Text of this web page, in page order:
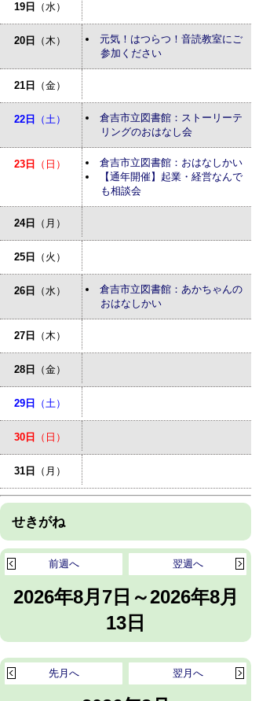
19日 （水）
20日 （木）
元気！はつらつ！音読教室にご
参加ください
21日 （金）
22日 （土）
倉吉市立図書館：ストーリーテ
リングのおはなし会
23日 （日）
倉吉市立図書館：おはなしかい
【通年開催】起業・経営なんで
も相談会
24日 （月）
25日 （火）
26日 （水）
倉吉市立図書館：あかちゃんの
おはなしかい
27日 （木）
28日 （金）
29日 （土）
30日 （日）
31日 （月）
せきがね
2026年8月7日～2026年8月
13日
翌週へ
前週へ
翌月へ
先月へ